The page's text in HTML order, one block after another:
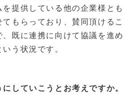
提供している他の企業様とも
もらっており、賛同頂けるこ
既に連携に向けて協議を進め
う状況です。
していこうとお考えですか。